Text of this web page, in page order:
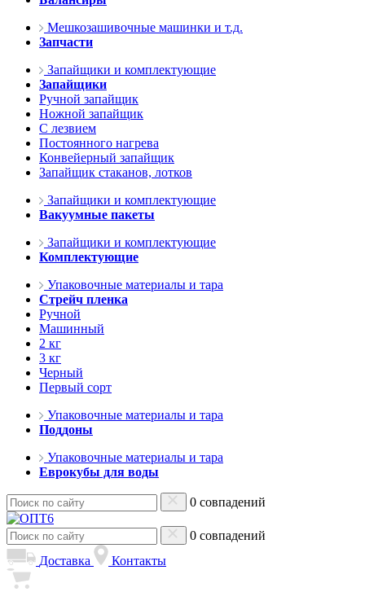
Мешкозашивочные машинки и т.д.
Запчасти
Запайщики и комплектующие
Запайщики
Ручной запайщик
Ножной запайщик
С лезвием
Постоянного нагрева
Конвейерный запайщик
Запайщик стаканов, лотков
Запайщики и комплектующие
Вакуумные пакеты
Запайщики и комплектующие
Комплектующие
Упаковочные материалы и тара
Стрейч пленка
Ручной
Машинный
2 кг
3 кг
Черный
Первый сорт
Упаковочные материалы и тара
Поддоны
Упаковочные материалы и тара
Еврокубы для воды
0 совпадений
0 совпадений
Доставка
Контакты